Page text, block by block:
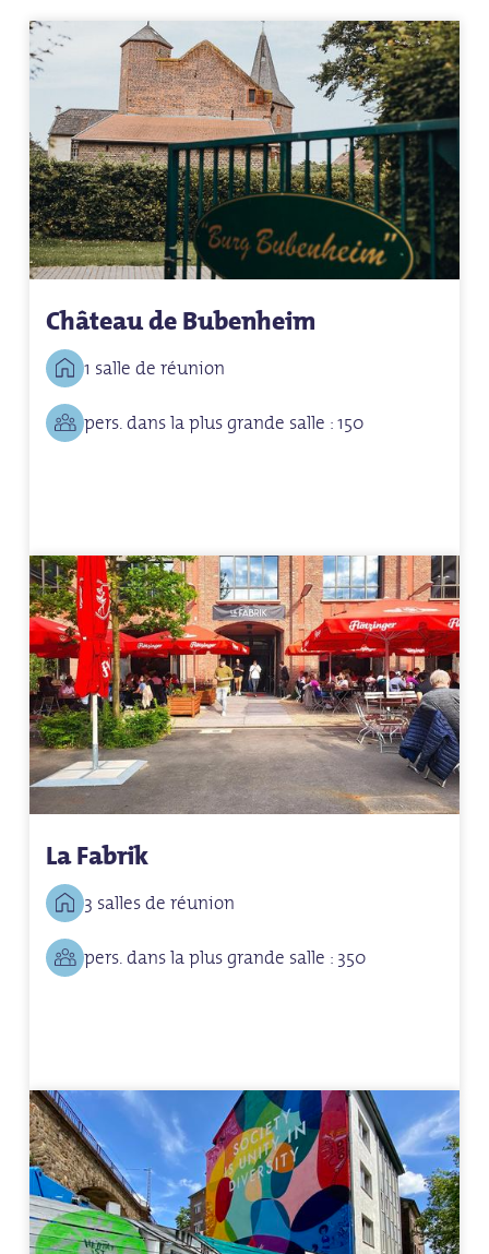
Château de Bubenheim
1 salle de réunion
pers. dans la plus grande salle : 150
La Fabrik
3 salles de réunion
pers. dans la plus grande salle : 350